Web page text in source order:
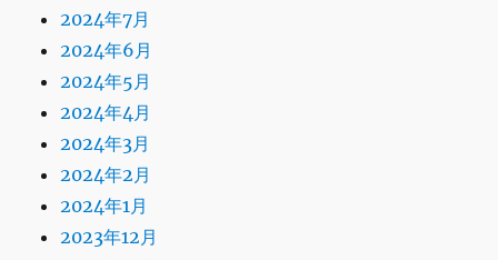
2024年7月
2024年6月
2024年5月
2024年4月
2024年3月
2024年2月
2024年1月
2023年12月